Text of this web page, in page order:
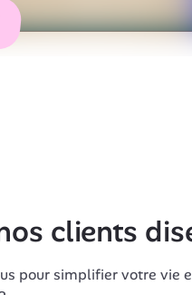
clients
pour simplifier votre vie